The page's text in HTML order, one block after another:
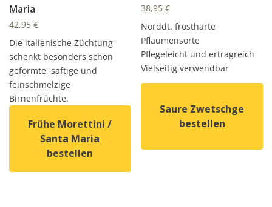
Maria
42,95 €
Die italienische Züchtung
schenkt besonders schön
geformte, saftige und
feinschmelzige
Birnenfrüchte.
Frühe Morettini /
Santa Maria
bestellen
38,95€
Norddt. frostharte
Pflaumensorte
Pflegeleicht und ertragreich
Vielseitig verwendbar
Saure Zwetschge
bestellen